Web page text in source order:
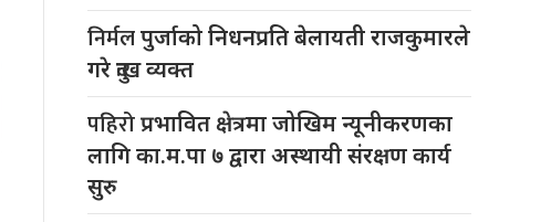
निर्मलपुर्जाको निधनप्रति बेलायती राजकुमारले
गरे दुःख व्यक्त
पहिरोप्रभावित क्षेत्रमा जोखिम न्यूनीकरणका
लागि का.म.पा ७ द्वारा अस्थायी संरक्षण कार्य
सुरु